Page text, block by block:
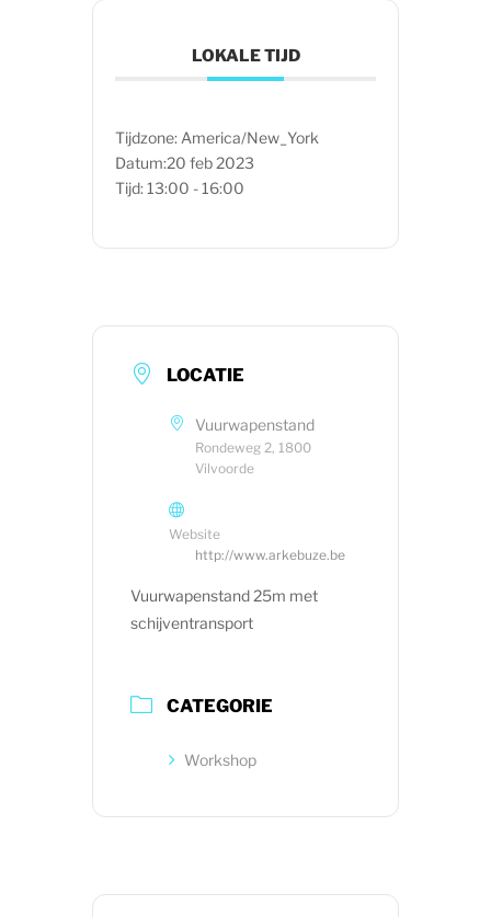
LOKALE TIJD
Tijdzone: America/New_York
Datum:20 feb 2023
Tijd:13:00 - 16:00
LOCATIE
Vuurwapenstand
Rondeweg 2, 1800
Vilvoorde
Website
http://www.arkebuze.be
Vuurwapenstand 25m met
schijventransport
CATEGORIE
Workshop